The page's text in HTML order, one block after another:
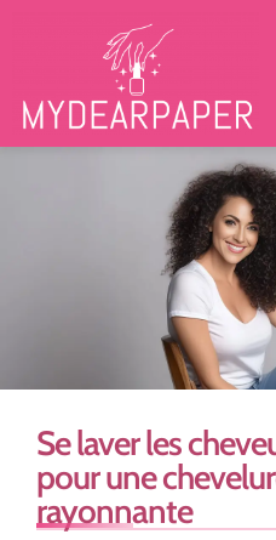
Se laver les
pour une
rayonnante